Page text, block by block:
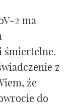
2 ma
śmiertelne.
z
że
do